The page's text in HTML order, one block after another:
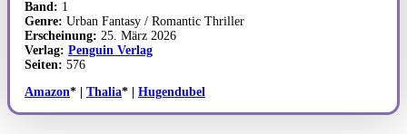
Band: 1
Genre: Urban Fantasy / Romantic Thriller
Erscheinung: 25. März 2026
Verlag: Penguin Verlag
Seiten: 576
Amazon* | Thalia* | Hugendubel